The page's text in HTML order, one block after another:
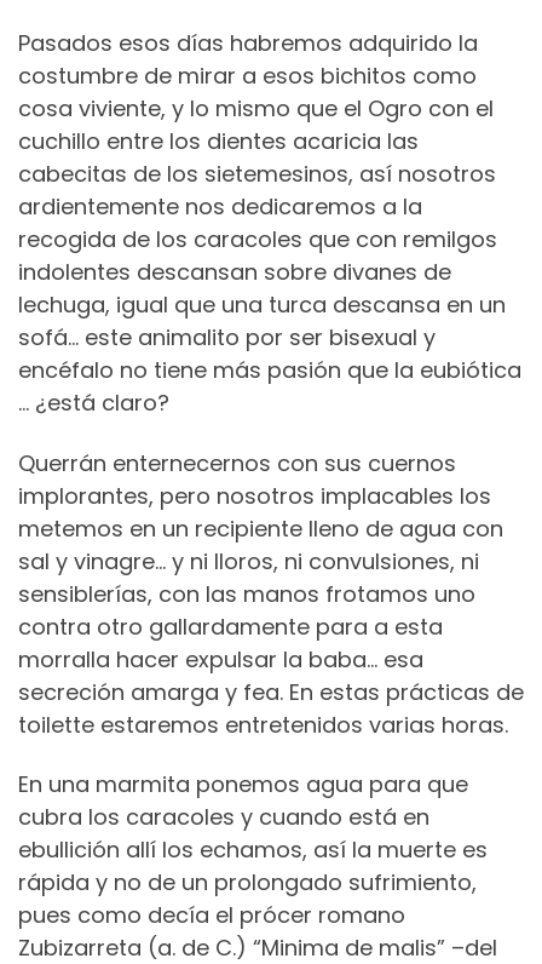
Pasados esos días habremos adquirido la
costumbre de mirar a esos bichitos como
cosa viviente, y lo mismo que el Ogro con el
cuchillo entre los dientes acaricia las
cabecitas de los sietemesinos, así nosotros
ardientemente nos dedicaremos a la
recogida de los caracoles que con remilgos
indolentes descansan sobre divanes de
lechuga, igual que una turca descansa en un
sofá… este animalito por ser bisexual y
encéfalo no tiene más pasión que la eubiótica
… ¿está claro?
Querrán enternecernos con sus cuernos
implorantes, pero nosotros implacables los
metemos en un recipiente lleno de agua con
sal y vinagre… y ni lloros, ni convulsiones, ni
sensiblerías, con las manos frotamos uno
contra otro gallardamente para a esta
morralla hacer expulsar la baba… esa
secreción amarga y fea. En estas prácticas de
toilette estaremos entretenidos varias horas.
En una marmita ponemos agua para que
cubra los caracoles y cuando está en
ebullición allí los echamos, así la muerte es
rápida y no de un prolongado sufrimiento,
pues como decía el prócer romano
Zubizarreta (a. de C.) “Minima de malis” –del